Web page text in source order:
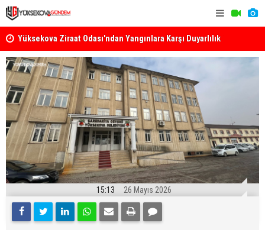
Yüksekova Ziraat Odası'ndan Yangınlara Karşı Duyarlılık
Çağrısı
15:13 26 Mayıs 2026